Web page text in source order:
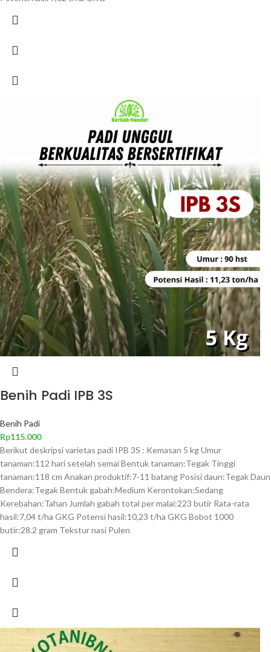
Benih Padi IPB 3S
Benih Padi
Rp115.000
Berikut deskripsi varietas padi IPB 3S : Kemasan 5 kg Umur
tanaman:112 hari setelah semai Bentuk tanaman:Tegak Tinggi
tanaman:118 cm Anakan produktif:7-11 batang Posisi daun:Tegak Daun
Bendera:Tegak Bentuk gabah:Medium Kerontokan:Sedang
Kerebahan:Tahan Jumlah gabah total per malai:223 butir Rata-rata
hasil:7,04 t/ha GKG Potensi hasil:10,23 t/ha GKG Bobot 1000
butir:28.2 gram Tekstur nasi Pulen